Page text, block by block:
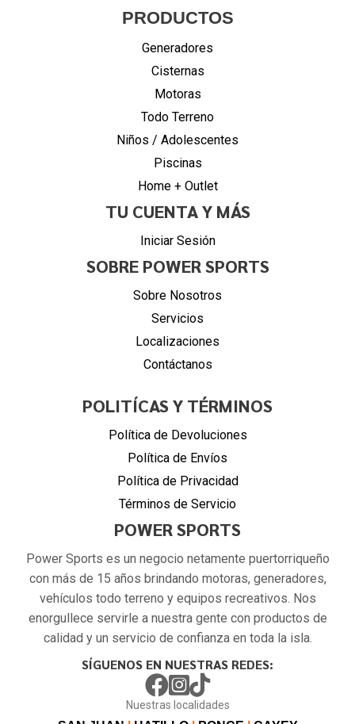
PRODUCTOS
Generadores
Cisternas
Motoras
Todo Terreno
Niños / Adolescentes
Piscinas
Home + Outlet
TU CUENTA Y MÁS
Iniciar Sesión
SOBRE POWER SPORTS
Sobre Nosotros
Servicios
Localizaciones
Contáctanos
POLITÍCAS Y TÉRMINOS
Política de Devoluciones
Política de Envíos
Política de Privacidad
Términos de Servicio
POWER SPORTS
Power Sports es un negocio netamente puertorriqueño
con más de 15 años brindando motoras, generadores,
vehículos todo terreno y equipos recreativos. Nos
enorgullece servirle a nuestra gente con productos de
calidad y un servicio de confianza en toda la isla.
SÍGUENOS EN NUESTRAS REDES:
Nuestras localidades